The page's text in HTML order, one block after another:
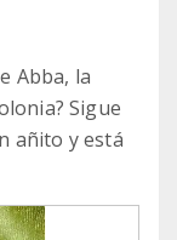
Abba, la
Sigue
añito y está